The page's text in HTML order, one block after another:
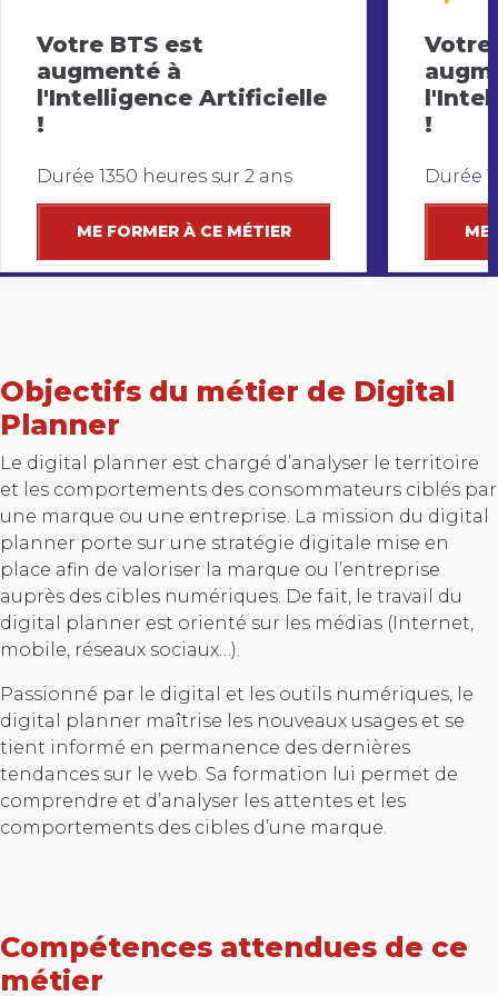
Votre BTS est
augmenté à
l'Intelligence Artificielle
!
Durée 1350 heures sur 2 ans
ME FORMER À CE MÉTIER
Votre
!
Durée
ME
Objectifs du métier de Digital
Planner
Le digital planner est chargé d’analyser le territoire
et les comportements des consommateurs ciblés par
une marque ou une entreprise. La mission du digital
planner porte sur une stratégie digitale mise en
place afin de valoriser la marque ou l’entreprise
auprès des cibles numériques. De fait, le travail du
digital planner est orienté sur les médias (Internet,
mobile, réseaux sociaux…).
Passionné par le digital et les outils numériques, le
digital planner maîtrise les nouveaux usages et se
tient informé en permanence des dernières
tendances sur le web. Sa formation lui permet de
comprendre et d’analyser les attentes et les
comportements des cibles d’une marque.
Compétences attendues de ce
métier